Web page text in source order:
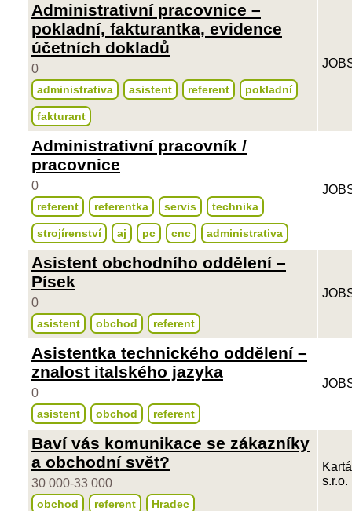
Administrativní pracovnice –
pokladní, fakturantka, evidence
účetních dokladů
0
administrativa asistent referent pokladní
fakturant
Administrativní pracovník /
pracovnice
0
referent referentka servis technika
strojírenství aj pc cnc administrativa
Asistent obchodního oddělení –
Písek
0
asistent obchod referent
Asistentka technického oddělení –
znalost italského jazyka
0
asistent obchod referent
Baví vás komunikace se zákazníky
a obchodní svět?
30 000-33 000
obchod referent Hradec
s.r.o.